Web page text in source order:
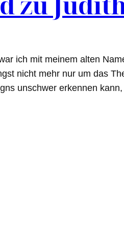
ich mit meinem alten
nicht mehr nur um das
unschwer erkennen